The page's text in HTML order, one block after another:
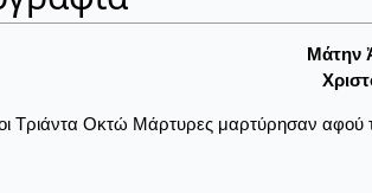
Μάτην
Τριάντα Οκτώ Μάρτυρες μαρτύρησαν αφού